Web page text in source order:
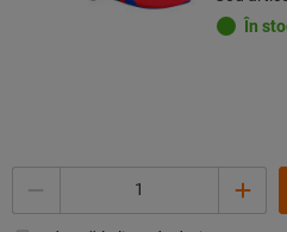
În